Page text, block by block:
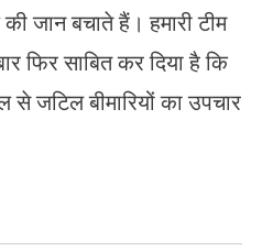
जान बचाते हैं। हमारी टीम
फिर साबित कर दिया है कि
जटिल बीमारियों का उपचार